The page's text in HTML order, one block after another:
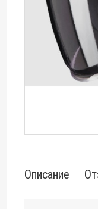
Описание